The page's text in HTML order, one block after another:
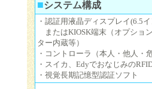
■システム構成
・認証用液晶ディスプレイ(6.5
またはKIOSK端末（オプショ
ター内蔵等）
・コントローラ（本人・他人・
・スイカ、Edyでおなじみの
・視覚長期記憶型認証ソフト